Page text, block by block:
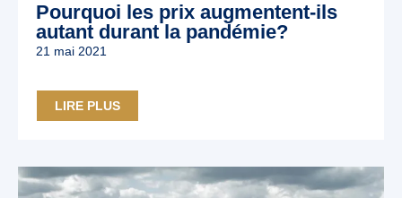
Pourquoi les prix augmentent-ils
autant durant la pandémie?
21 mai 2021
LIRE PLUS